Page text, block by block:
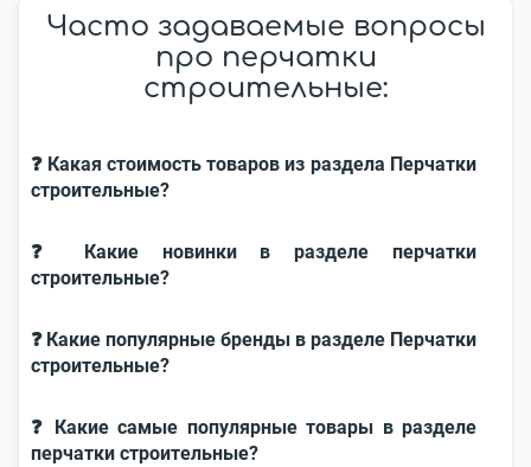
Часто задаваемые вопросы
про перчатки
строительные:
❓ Какая стоимость товаров из раздела Перчатки
строительные?
❓ Какие новинки в разделе перчатки
строительные?
❓ Какие популярные бренды в разделе Перчатки
строительные?
❓ Какие самые популярные товары в разделе
перчатки строительные?